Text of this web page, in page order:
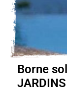
Borne
JARDINS